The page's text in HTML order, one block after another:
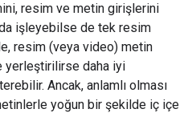
resim ve metin girişlerini
işleyebilse de tek resim
resim (veya video) metin
yerleştirilirse daha iyi
Ancak, anlamlı olması
yoğun bir şekilde iç içe